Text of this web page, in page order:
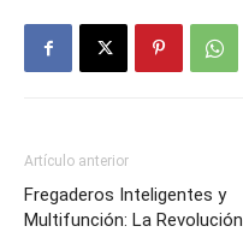
Artículo anterior
Fregaderos Inteligentes y
Multifunción: La Revolución